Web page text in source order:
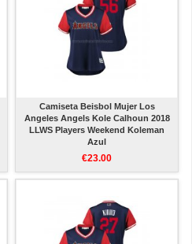
Camiseta Beisbol Mujer Los
Angeles Angels Kole Calhoun 2018
LLWS Players Weekend Koleman
Azul
€23.00